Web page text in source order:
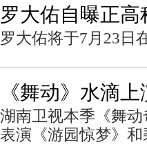
罗大佑自曝正
罗大佑将于7月23日
《舞动》水滴
湖南卫视本季《舞
表演《游园惊梦》和